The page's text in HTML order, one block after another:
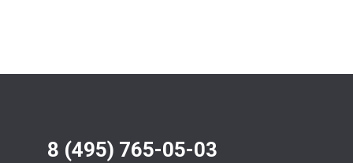
8 (495) 765-05-03